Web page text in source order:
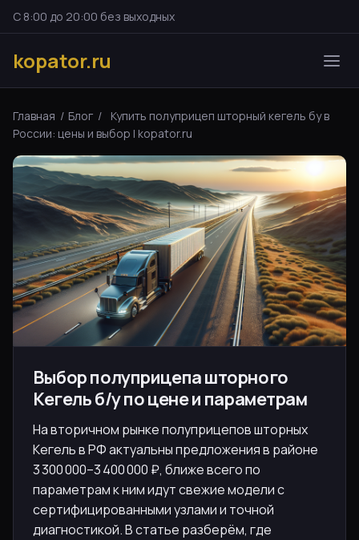
С 8:00 до 20:00 без выходных
kopator.ru
Главная / Блог /
Купить полуприцеп шторный кегель бу в
России: цены и выбор | kopator.ru
Выбор полуприцепа шторного
Кегель б/у по цене и параметрам
На вторичном рынке полуприцепов шторных
Кегель в РФ актуальны предложения в районе
3 300 000–3 400 000 ₽, ближе всего по
параметрам к ним идут свежие модели с
сертифицированными узлами и точной
диагностикой. В статье разберём, где